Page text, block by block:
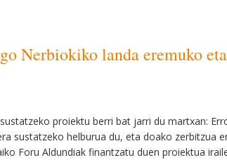
Nerbiokiko landa eremuko
proiektu berri bat jarri du martxan:
sustatzeko helburua du, eta doako zerbitzua
Foru Aldundiak finantzatu duen proiektua